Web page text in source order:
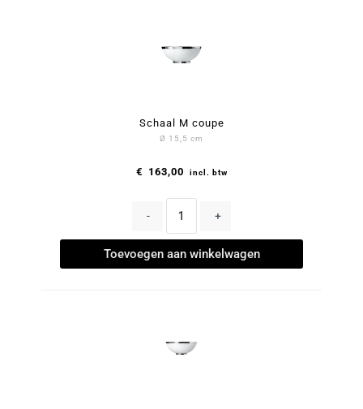
Schaal M coupe
Ø 15,5 cm
€ 163,00 incl. btw
- +
Toevoegen aan winkelwagen